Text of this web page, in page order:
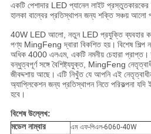
একটি পেশাদার LED প্যানেল লাইট
হালকা বাল্বের প্রতিস্থাপন জন্য শক্তি সঞ্চয় আলো
40W LED আলো, নতুন LED প্রযুক্তি ব্যবহার
পণ্য MingFeng দ্বারা বিকশিত হয়। বিশেষ
অধিক 4000 এলএম, একটি নমনীয় চেহারা প্রাপ্ত।
বন্ধুত্বপূর্ণ সঙ্গে বৈশিষ্ট্যযুক্ত, MingFeng
জীবদ্দশায় আছে। এটি নিখুঁত যে আপনি এই
অ্যাপ্লিকেশন জন্য প্রতিস্থাপন নিতে পরিকল্পনা যদি
হবে।
বিশেষ উল্লেখ:
মডেল নাম্বার
এম এফ-পিএল-6060-40W